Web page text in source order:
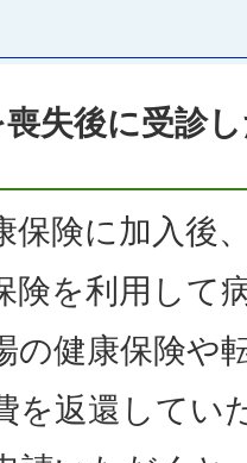
失後に受診
保険に加入後
険を利用して
の健康保険や
を返還してい